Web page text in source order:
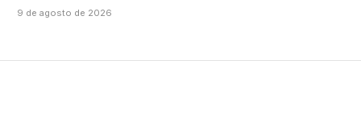
9 de agosto de 2026